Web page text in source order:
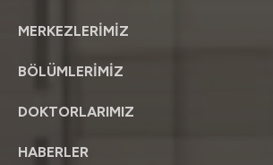
MERKEZLERİMİZ
BÖLÜMLERİMİZ
DOKTORLARIMIZ
HABERLER